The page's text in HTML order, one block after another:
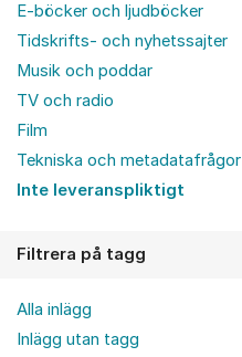
E-böcker och ljudböcker
Tidskrifts- och nyhetssajter
Musik och poddar
TV och radio
Film
Tekniska och metadatafrågor
Inte leveranspliktigt
Filtrera på tagg
Alla inlägg
Inlägg utan tagg